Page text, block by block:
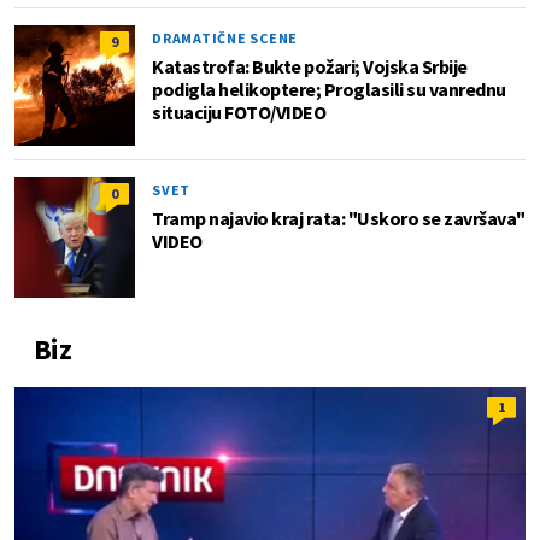
9 DRAMATIČNE SCENE
Katastrofa: Bukte požari; Vojska Srbije
podigla helikoptere; Proglasili su vanrednu
situaciju FOTO/VIDEO
0 SVET
Tramp najavio kraj rata: "Uskoro se završava"
VIDEO
Biz
1